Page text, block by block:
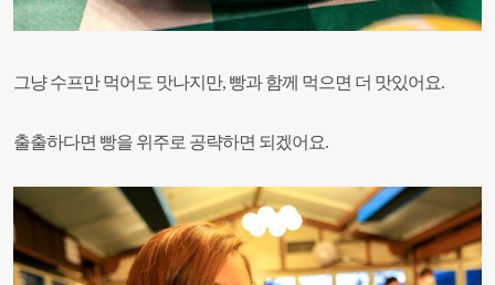
그냥 수프만 먹어도 맛나지만, 빵과 함께 먹으면 더 맛있어요.
출출하다면 빵을 위주로 공략하면 되겠어요.